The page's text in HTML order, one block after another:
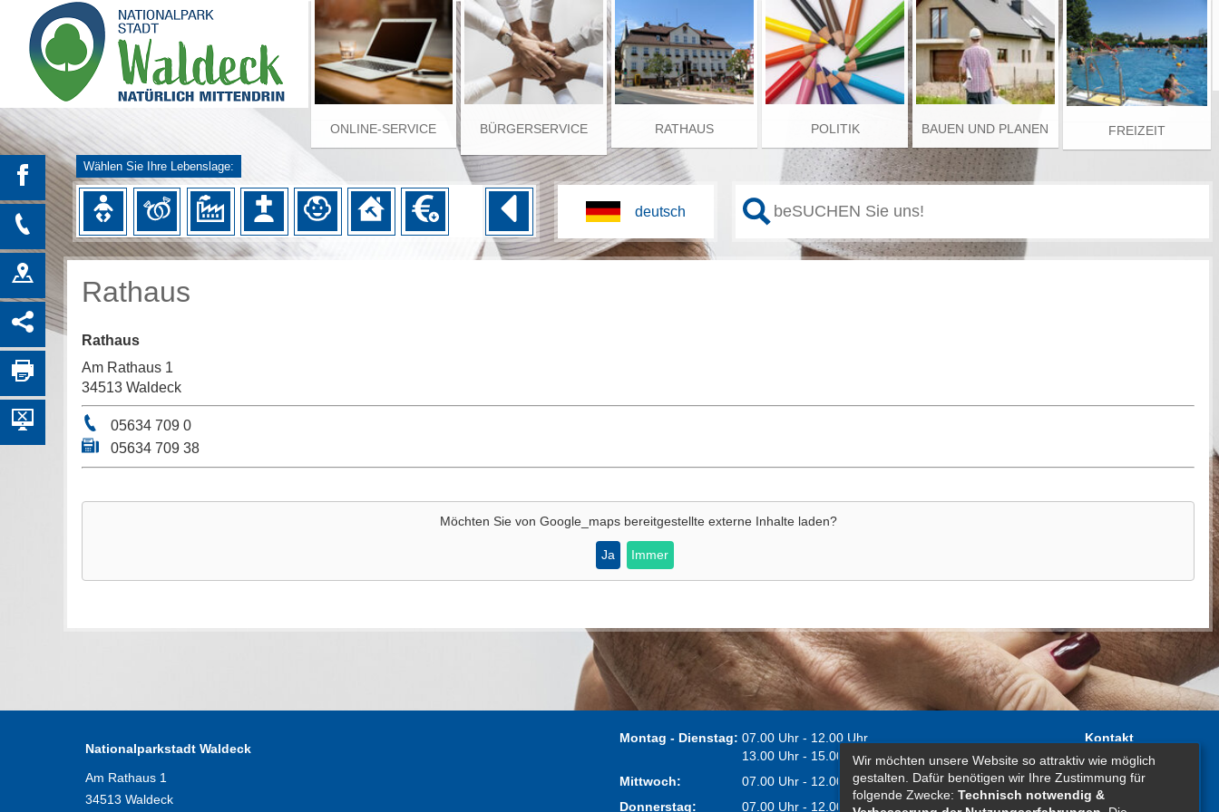
ONLINE-SERVICE BÜRGERSERVICE RATHAUS POLITIK BAUEN UND PLANEN FREIZEIT
Wählen Sie Ihre Lebenslage:
Rathaus
Rathaus
Am Rathaus 1
34513 Waldeck
05634 709 0
05634 709 38
Möchten Sie von Google_mapsbereitgestellte externe Inhalte laden?
Ja Immer
Nationalparkstadt Waldeck
Am Rathaus 1
34513 Waldeck
Montag - Dienstag: 07.00 Uhr - 12.00 Uhr
13.00 Uhr - 15.00 Uhr
Mittwoch:
07.00 Uhr - 12.00 Uhr
Donnerstag:
07.00 Uhr - 12.00 Uhr
Kontakt
Impressum
Erklärung zur
Barrierefreiheit
Wir möchten unsere Website so attraktiv wie möglich
gestalten. Dafür benötigen wir Ihre Zustimmung für
folgende Zwecke: Technisch notwendig &